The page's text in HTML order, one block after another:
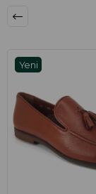
Yeni